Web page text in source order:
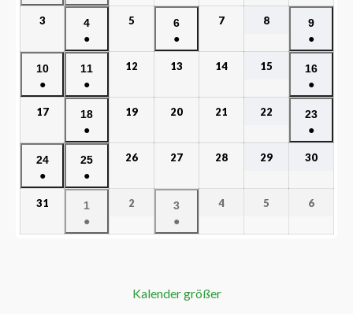
3
4
●
5
6
●
7 8
9
●
10
●
11
●
12 13 14 15
16
●
17
18
●
19 20 21 22
23
●
24
●
25
●
26 27 28 29 30
31
1
●
2
3
●
4 5 6
Kalender größer